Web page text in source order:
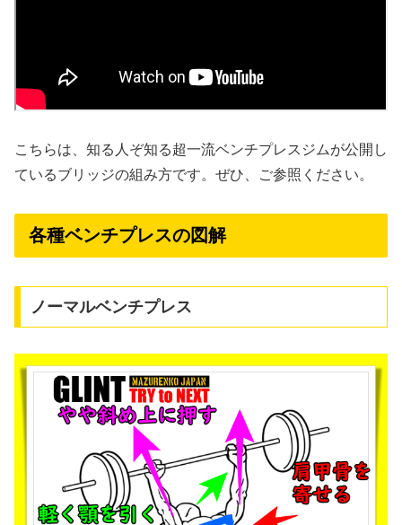
こちらは、知る人ぞ知る超一流ベンチプレスジムが公開し
ているブリッジの組み方です。ぜひ、ご参照ください。
各種ベンチプレスの図解
ノーマルベンチプレス